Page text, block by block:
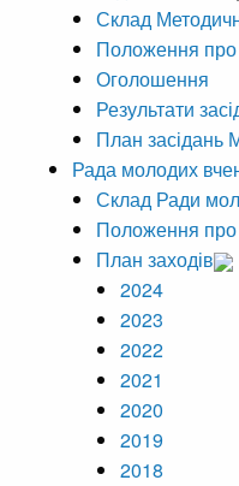
Склад
Положення про
Оголошення
Результати
План засідань
Рада молодих
Склад Ради
Положення
План заходів
2024
2023
2022
2021
2020
2019
2018